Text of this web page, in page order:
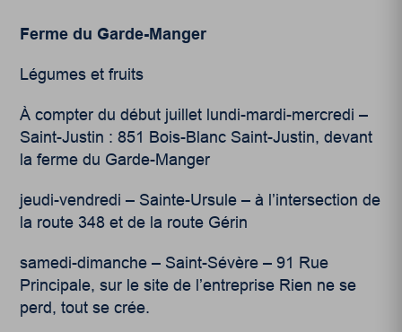
Ferme du Garde-Manger
Légumes et fruits
À compter du début juillet lundi-mardi-mercredi –
Saint-Justin : 851 Bois-Blanc Saint-Justin, devant
la ferme du Garde-Manger
jeudi-vendredi – Sainte-Ursule – à l’intersection de
la route 348 et de la route Gérin
samedi-dimanche – Saint-Sévère – 91 Rue
Principale, sur le site de l’entreprise Rien ne se
perd, tout se crée.